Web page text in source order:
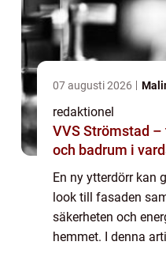
07 augusti 2026
redaktionel
VVS Strömstad
och badrum i
En ny ytterdörr kan
look till fasaden
säkerheten och
hemmet. I denna